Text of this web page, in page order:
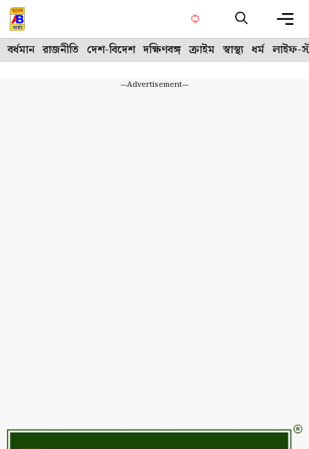
Skip
to
content
বর্ধমান রাজনীতি দেশ-বিদেশ দক্ষিণবঙ্গ ক্রাইম স্বাস্থ্য ধর্ম লাইফ-
---Advertisement---